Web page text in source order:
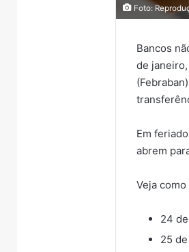
Foto:
Bancos
de
Em
abrem
Veja
24
25